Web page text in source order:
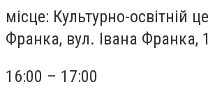
місце: Культурно-освітній
Франка, вул. Івана Франка,
16:00 – 17:00